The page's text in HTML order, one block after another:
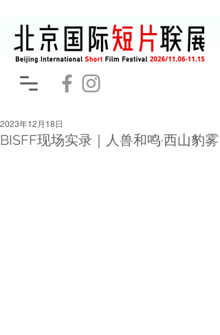
BISFF现场实录｜人兽和鸣·西山豹雾
2023年12月18日